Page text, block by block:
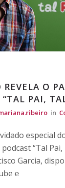
O
“TAL PAI,
in
especial
“Tal Pai,
Garcia,
e